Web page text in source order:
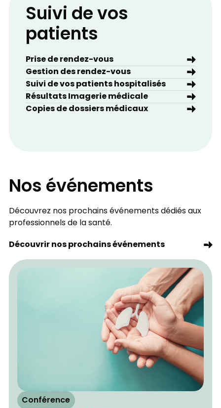
Suivi de vos
patients
Prise de rendez-vous
Gestion des rendez-vous
Suivi de vos patients hospitalisés
Résultats Imagerie médicale
Copies de dossiers médicaux
Nos événements
Découvrez nos prochains événements dédiés aux
professionnels de la santé.
Découvrir nos prochains événements
Conférence